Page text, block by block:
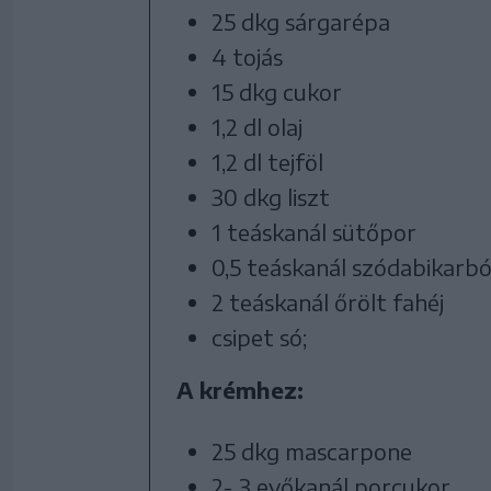
25 dkg sárgarépa
4 tojás
15 dkg cukor
1,2 dl olaj
1,2 dl tejföl
30 dkg liszt
1 teáskanál sütőpor
0,5 teáskanál
2 teáskanál őrölt fahéj
csipet só;
A krémhez:
25 dkg mascarpone